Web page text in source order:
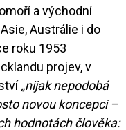
a východní
Austrálie i do
roku 1953
projev, v
„nijak nepodobá
novou koncepci –
hodnotách člověka: